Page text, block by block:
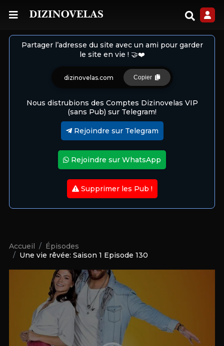
Partager l’adresse du site avec un ami pour garder
le site en vie ! 🤝❤️
dizinovelas.com Copier
Nous distrubions des Comptes Dizinovelas VIP
(sans Pub) sur Telegram!
Rejoindre sur Telegram
Rejoindre sur WhatsApp
Supprimer les Pub !
Accueil
Épisodes
Une vie rêvée: Saison 1 Episode 130